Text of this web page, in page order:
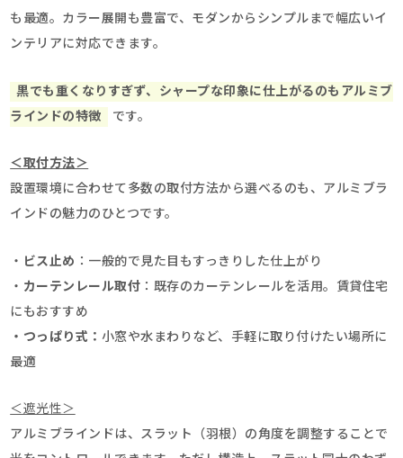
も最適。カラー展開も豊富で、モダンからシンプルまで幅広いイ
ンテリアに対応できます。
黒でも重くなりすぎず、シャープな印象に仕上がるのもアルミブ
ラインドの特徴
です。
＜取付方法＞
設置環境に合わせて多数の取付方法から選べるのも、アルミブラ
インドの魅力のひとつです。
・ ビス止め ：一般的で見た目もすっきりした仕上がり
・ カーテンレール取付 ：既存のカーテンレールを活用。賃貸住宅
にもおすすめ
・つっぱり式： 小窓や水まわりなど、手軽に取り付けたい場所に
最適
＜遮光性＞
アルミブラインドは、スラット（羽根）の角度を調整することで